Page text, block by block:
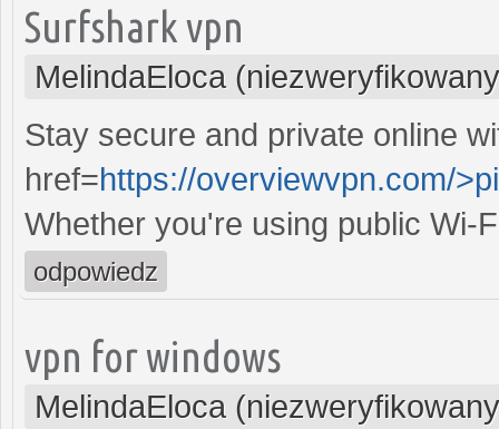
Surfshark vpn
MelindaEloca
Stay secure and private online
href=https://overviewvpn.com/
Whether you're using public Wi-
odpowiedz
vpn for windows
MelindaEloca